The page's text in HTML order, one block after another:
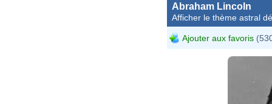
Abraham Lincoln
Afficher le thème astral
Ajouter aux favoris